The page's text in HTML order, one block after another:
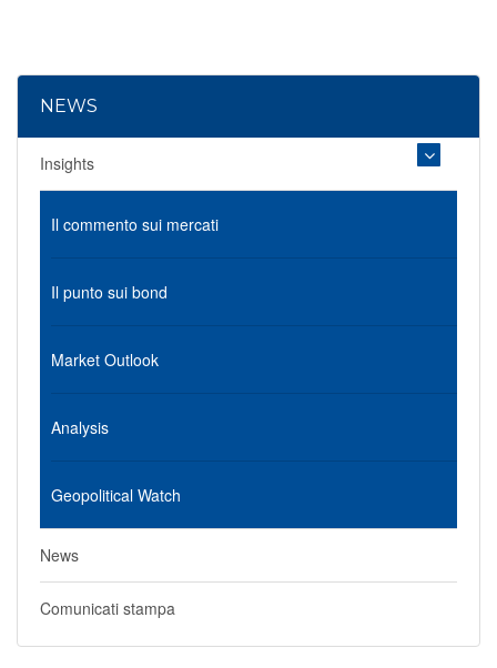
NEWS
Insights
Il commento sui mercati
Il punto sui bond
Market Outlook
Analysis
Geopolitical Watch
News
Comunicati stampa